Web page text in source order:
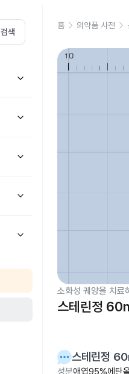
검색
홈 의약품 사전
소화성 궤양을 치료
스테린정
스테린정
성분애엽95%에탄